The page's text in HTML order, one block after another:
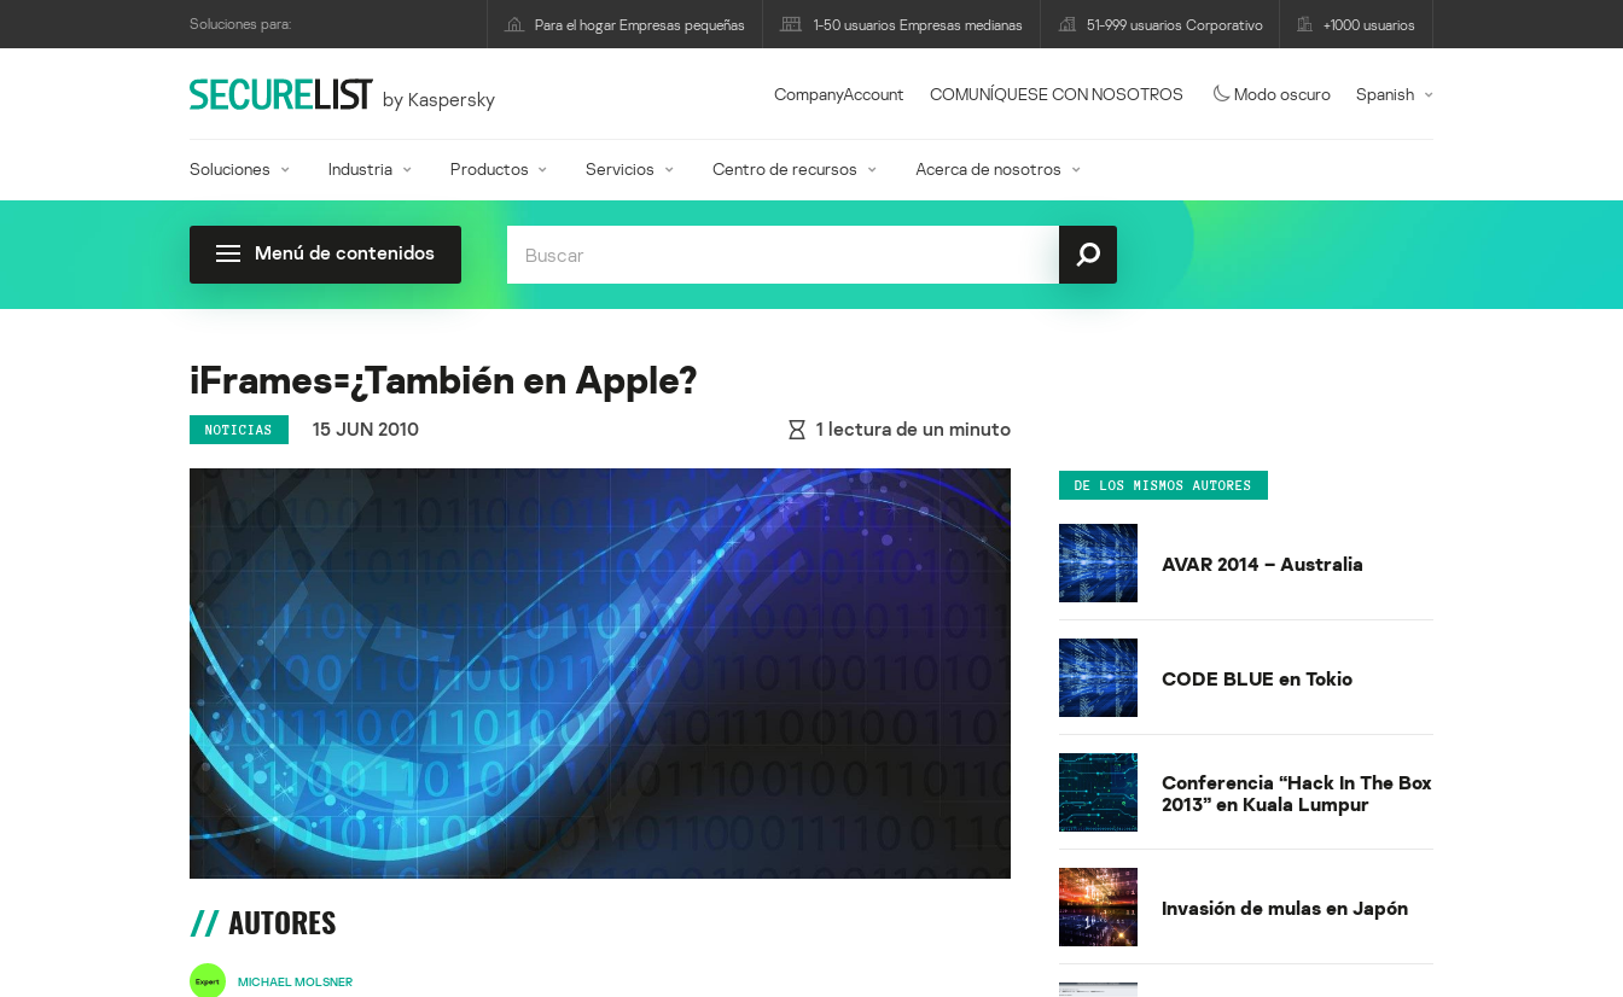
Soluciones para: Para el hogar Empresas pequeñas 1-50 usuarios Empresas medianas 51-999 usuarios Corporativo +1000 usuarios
by Kaspersky CompanyAccount COMUNÍQUESE CON NOSOTROS Modo oscuro Spanish
Soluciones Industria Productos Servicios Centro de recursos Acerca de nosotros
Menú de contenidos
iFrames=¿También en Apple?
NOTICIAS 15 JUN 2010 1 lectura de un minuto
AUTORES
MICHAEL MOLSNER
DE LOS MISMOS AUTORES
AVAR 2014 – Australia
CODE BLUE en Tokio
Conferencia “Hack In The Box
2013” en Kuala Lumpur
Invasión de mulas en Japón